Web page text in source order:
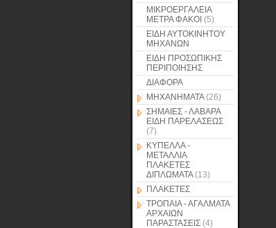
ΜΙΚΡΟΕΡΓΑΛΕΙΑ
ΜΕΤΡΑ ΦΑΚΟΙ (5)
ΕΙΔΗ ΑΥΤΟΚΙΝΗΤΟΥ
ΜΗΧΑΝΩΝ
ΕΙΔΗ ΠΡΟΣΩΠΙΚΗΣ
ΠΕΡΙΠΟΙΗΣΗΣ
ΔΙΑΦΟΡΑ
ΜΗΧΑΝΗΜΑΤΑ(26)
ΣΗΜΑΙΕΣ - ΛΑΒΑΡΑ
ΕΙΔΗ ΠΑΡΕΛΑΣΕΩΣ
(7)
ΚΥΠΕΛΛΑ -
ΜΕΤΑΛΛΙΑ
ΠΛΑΚΕΤΕΣ
ΔΙΠΛΩΜΑΤΑ(13)
ΠΛΑΚΕΤΕΣ
ΤΡΟΠΑΙΑ - ΑΓΑΛΜΑΤΑ
ΑΡΧΑΙΩΝ
ΠΑΡΑΣΤΑΣΕΙΣ (4)